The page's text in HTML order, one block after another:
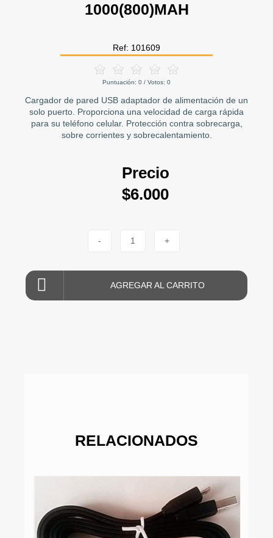
1000(800)MAH
Ref: 101609
Puntuación: 0 / Votos: 0
Cargador de pared USB adaptador de alimentación de un
solo puerto. Proporciona una velocidad de carga rápida
para su teléfono celular. Protección contra sobrecarga,
sobre corrientes y sobrecalentamiento.
Precio
$6.000
- 1 +
AGREGAR AL CARRITO
RELACIONADOS